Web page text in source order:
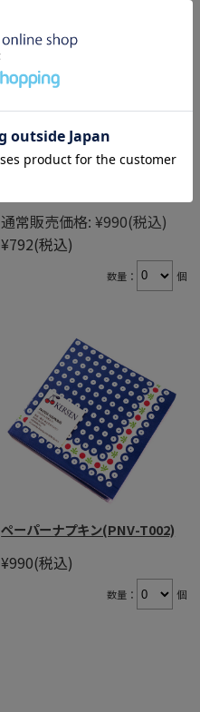
通常販売価格: ¥990(税込)
¥792(税込)
数量： 個
ペーパーナプキン(PNV-T002)
¥990(税込)
数量： 個